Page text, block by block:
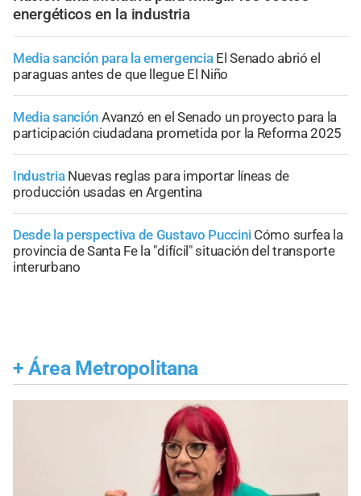
energéticos en la industria
Media sanción para la emergencia El Senado abrió el
paraguas antes de que llegue El Niño
Media sanción Avanzó en el Senado un proyecto para la
participación ciudadana prometida por la Reforma 2025
Industria Nuevas reglas para importar líneas de
producción usadas en Argentina
Desde la perspectiva de Gustavo Puccini Cómo surfea la
provincia de Santa Fe la "difícil" situación del transporte
interurbano
+ Área Metropolitana